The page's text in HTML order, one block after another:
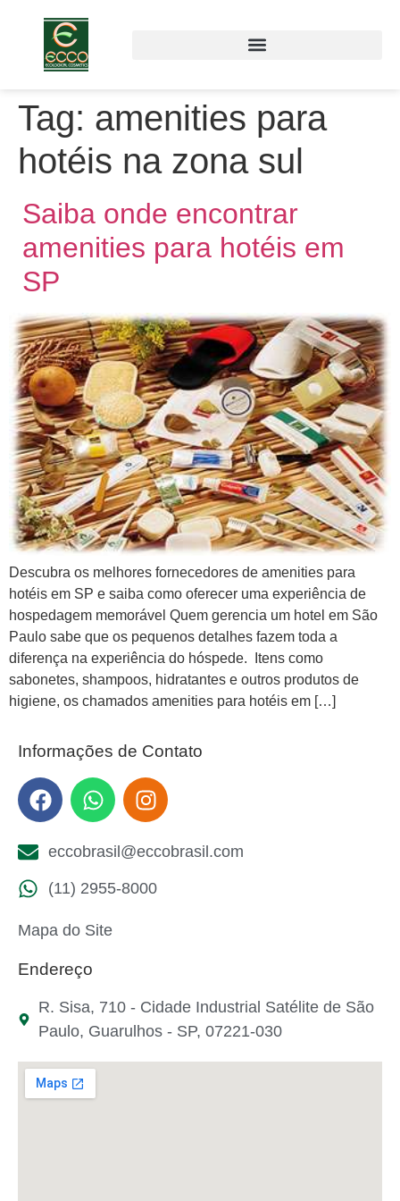
Tag: amenities para
hotéis na zona sul
Saiba onde encontrar
amenities para hotéis em
SP
Descubra os melhores fornecedores de amenities para
hotéis em SP e saiba como oferecer uma experiência de
hospedagem memorável Quem gerencia um hotel em São
Paulo sabe que os pequenos detalhes fazem toda a
diferença na experiência do hóspede. Itens como
sabonetes, shampoos, hidratantes e outros produtos de
higiene, os chamados amenities para hotéis em […]
Informações de Contato
eccobrasil@eccobrasil.com
(11) 2955-8000
Mapa do Site
Endereço
R. Sisa, 710 - Cidade Industrial Satélite de São
Paulo, Guarulhos - SP, 07221-030